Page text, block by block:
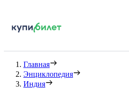
Главная
Энциклопедия
Индия